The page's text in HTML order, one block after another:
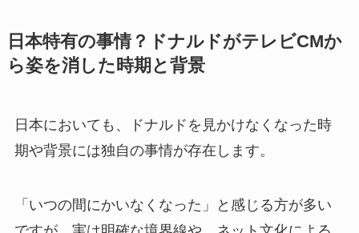
日本特有の事情？ドナルドがテレビCMか
ら姿を消した時期と背景
日本においても、ドナルドを見かけなくなった時
期や背景には独自の事情が存在します。
「いつの間にかいなくなった」と感じる方が多い